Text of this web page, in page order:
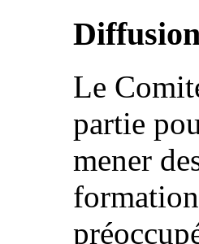
Le
partie
mener